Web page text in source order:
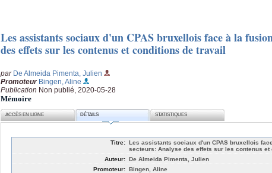
Les assistants sociaux d'un CPAS bruxellois face à la
des effets sur les contenus et conditions de travail
par De Almeida Pimenta, Julien
Promoteur Bingen, Aline
Publication Non publié, 2020-05-28
Mémoire
ACCÈS EN LIGNE DÉTAILS STATISTIQUES
Titre: Les assistants sociaux d'un CPAS bruxellois
secteurs: Analyse des effets sur les contenus et
Auteur: De Almeida Pimenta, Julien
Promoteur: Bingen, Aline